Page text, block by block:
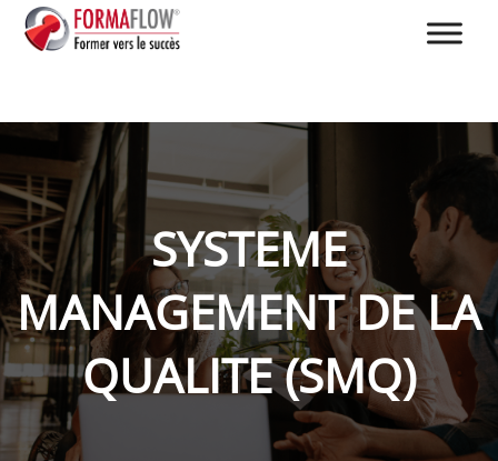
SYSTEME
MANAGEMENT DE LA
QUALITE (SMQ)